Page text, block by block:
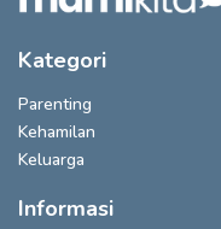
Kategori
Parenting
Kehamilan
Keluarga
Informasi